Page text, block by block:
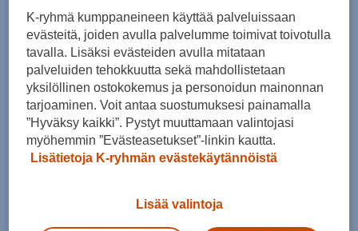
Koko
ONES
Lisää ostoskoriin
K-ryhmä kumppaneineen käyttää palveluissaan
evästeitä, joiden avulla palvelumme toimivat toivotulla
tavalla. Lisäksi evästeiden avulla mitataan
palveluiden tehokkuutta sekä mahdollistetaan
yksilöllinen ostokokemus ja personoidun mainonnan
tarjoaminen. Voit antaa suostumuksesi painamalla
”Hyväksy kaikki”. Pystyt muuttamaan valintojasi
myöhemmin ”Evästeasetukset”-linkin kautta.
Lisätietoja K-ryhmän evästekäytännöistä
Lisää valintoja